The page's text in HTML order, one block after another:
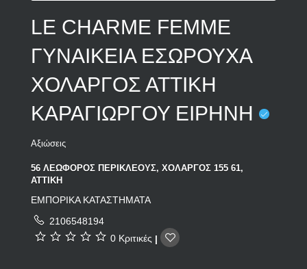
LE CHARME FEMME
ΓΥΝΑΙΚΕΙΑ ΕΣΩΡΟΥΧΑ
ΧΟΛΑΡΓΟΣ ΑΤΤΙΚΗ
ΚΑΡΑΓΙΩΡΓΟΥ ΕΙΡΗΝΗ
Αξιώσεις
56 ΛΕΩΦΟΡΟΣ ΠΕΡΙΚΛΕΟΥΣ, ΧΟΛΑΡΓΟΣ 155 61,
ΑΤΤΙΚΗ
ΕΜΠΟΡΙΚΑ ΚΑΤΑΣΤΗΜΑΤΑ
2106548194
0 Κριτικές |